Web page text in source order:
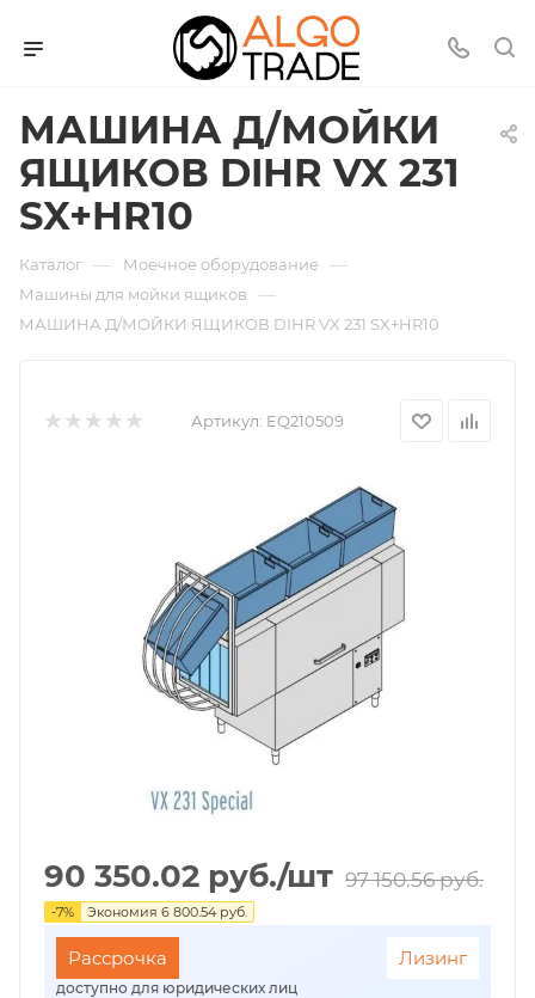
МАШИНА Д/МОЙКИ
ЯЩИКОВ DIHR VX 231
SX+HR10
Каталог — Моечное оборудование —
Машины для мойки ящиков —
МАШИНА Д/МОЙКИ ЯЩИКОВ DIHR VX 231 SX+HR10
Артикул: EQ210509
90 350.02 руб./шт 97 150.56руб.
-7% Экономия 6 800.54 руб.
Рассрочка Лизинг
доступно для юридических лиц